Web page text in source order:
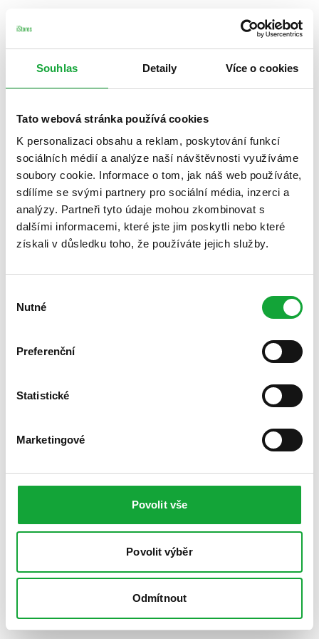
Souhlas Detaily Více o cookies
Tato webová stránka používá cookies
K personalizaci obsahu a reklam, poskytování funkcí
sociálních médií a analýze naší návštěvnosti využíváme
soubory cookie. Informace o tom, jak náš web používáte,
sdílíme se svými partnery pro sociální média, inzerci a
analýzy. Partneři tyto údaje mohou zkombinovat s
dalšími informacemi, které jste jim poskytli nebo které
získali v důsledku toho, že používáte jejich služby.
souhlasu
Nutné
Preferenční
Statistické
Marketingové
Povolit vše
Povolit výběr
Odmítnout